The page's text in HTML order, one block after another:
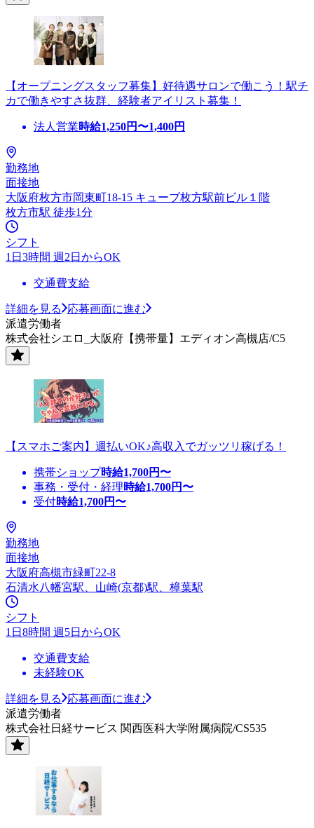
【オープニングスタッフ募集】好待遇サロンで働こう！駅チ
カで働きやすさ抜群、経験者アイリスト募集！
法人営業時給1,250円〜1,400円
勤務地
面接地
大阪府枚方市岡東町18-15 キューブ枚方駅前ビル１階
枚方市駅 徒歩1分
シフト
1日3時間 週2日からOK
交通費支給
詳細を見る
応募画面に進む
派遣労働者
株式会社シエロ_大阪府【携帯量】エディオン高槻店/C5
【スマホご案内】週払いOK♪高収入でガッツリ稼げる！
携帯ショップ時給1,700円〜
事務・受付・経理時給1,700円〜
受付時給1,700円〜
勤務地
面接地
大阪府高槻市緑町22-8
石清水八幡宮駅、山崎(京都)駅、樟葉駅
シフト
1日8時間 週5日からOK
交通費支給
未経験OK
詳細を見る
応募画面に進む
派遣労働者
株式会社日経サービス 関西医科大学附属病院/CS535